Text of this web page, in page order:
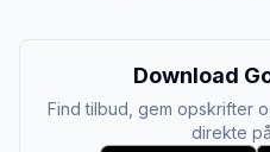
Download
Find tilbud, gem opskrifter
direkte